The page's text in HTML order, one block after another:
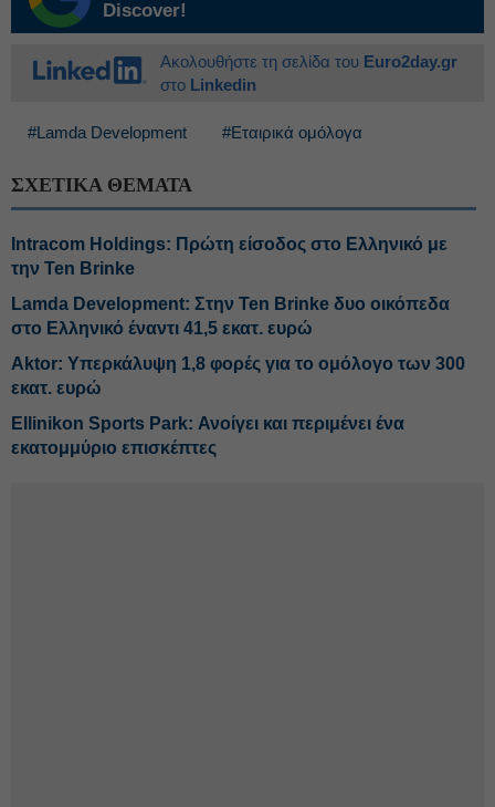
Discover!
Ακολουθήστε τη σελίδα του Euro2day.gr
στο Linkedin
#Lamda Development #Εταιρικά ομόλογα
ΣΧΕΤΙΚΑ ΘΕΜΑΤΑ
Intracom Holdings: Πρώτη είσοδος στο Ελληνικό με
την Ten Brinke
Lamda Development: Στην Ten Brinke δυο οικόπεδα
στο Ελληνικό έναντι 41,5 εκατ. ευρώ
Aktor: Υπερκάλυψη 1,8 φορές για το ομόλογο των 300
εκατ. ευρώ
Ellinikon Sports Park: Ανοίγει και περιμένει ένα
εκατομμύριο επισκέπτες